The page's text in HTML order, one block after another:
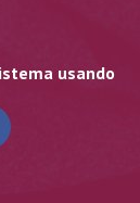
usando